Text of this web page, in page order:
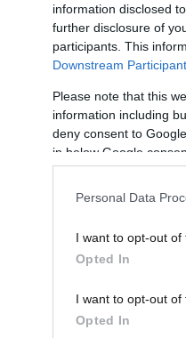
information disclosed
further disclosure of
participants. This
Downstream
Please note that this
information including
deny consent to
in below Google
Personal Data
I want to opt-out of
Opted In
I want to opt-out of
Opted In